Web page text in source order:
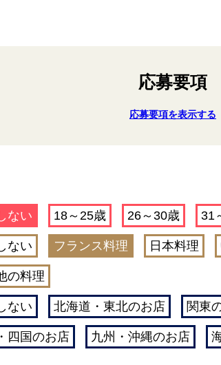
応募要項
応募要項を表示する
ない 18～25歳 26～30歳 31
ない フランス料理 日本料理
の料理
ない 北海道・東北のお店 関東
四国のお店 九州・沖縄のお店